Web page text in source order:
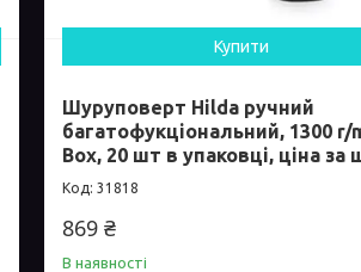
Купити
Шуруповерт Hilda ручний
багатофукціональний, 1300 r/
Box, 20 шт в упаковці, ціна за
31818
869 ₴
В наявності